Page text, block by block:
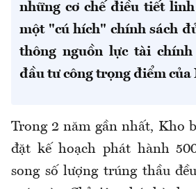
những cơ chế điều tiết
một "cú hích" chính sách
thông nguồn lực tài chính
đầu tư công trọng điểm của
Trong 2 năm gần nhất, Kho
đặt kế hoạch phát hành
song số lượng trúng thầu